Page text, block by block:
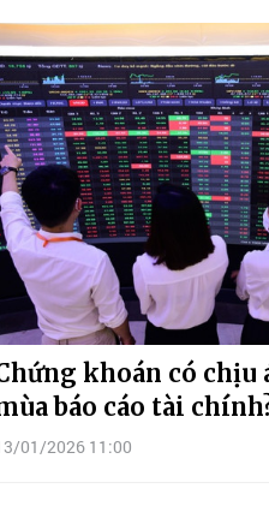
khoán có chịu
báo cáo tài
01/2026 11:00